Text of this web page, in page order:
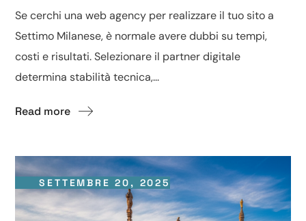
Se cerchi una web agency per realizzare il tuo sito a
Settimo Milanese, è normale avere dubbi su tempi,
costi e risultati. Selezionare il partner digitale
determina stabilità tecnica,...
Read more
SETTEMBRE 20, 2025